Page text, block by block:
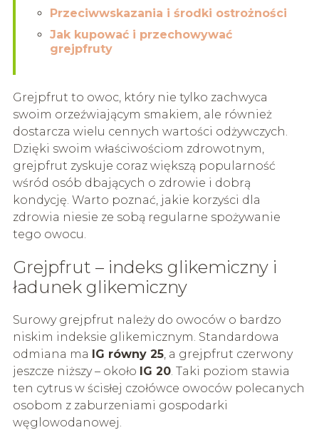
Przeciwwskazania i środki ostrożności
Jak kupować i przechowywać
grejpfruty
Grejpfrut to owoc, który nie tylko zachwyca
swoim orzeźwiającym smakiem, ale również
dostarcza wielu cennych wartości odżywczych.
Dzięki swoim właściwościom zdrowotnym,
grejpfrut zyskuje coraz większą popularność
wśród osób dbających o zdrowie i dobrą
kondycję. Warto poznać, jakie korzyści dla
zdrowia niesie ze sobą regularne spożywanie
tego owocu.
Grejpfrut – indeks glikemiczny i
ładunek glikemiczny
Surowy grejpfrut należy do owoców o bardzo
niskim indeksie glikemicznym. Standardowa
odmiana ma
IG równy 25, a grejpfrut czerwony
jeszcze niższy – około IG 20. Taki poziom stawia
ten cytrus w ścisłej czołówce owoców polecanych
osobom z zaburzeniami gospodarki
węglowodanowej.